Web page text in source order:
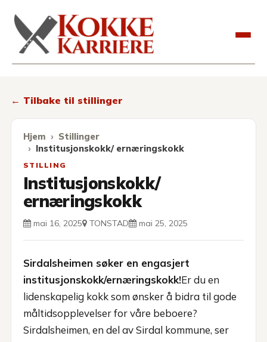
Kokkekarriere
← Tilbake til stillinger
Hjem
Stillinger
Institusjonskokk/ ernæringskokk
STILLING
Institusjonskokk/
ernæringskokk
mai 16, 2025 TONSTAD mai 25, 2025
Sirdalsheimen søker en engasjert
institusjonskokk/ernæringskokk!Er du en
lidenskapelig kokk som ønsker å bidra til gode
måltidsopplevelser for våre beboere?
Sirdalsheimen, en del av Sirdal kommune, ser